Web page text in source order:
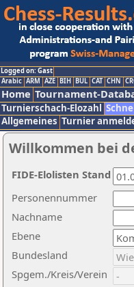
Logged on: Gast
Arabic ARM AZE BIH BUL CAT CHN
Home Tournament-
Turnierschach-Elozahl
Allgemeines Turnier
Willkommen bei
Nachname
Ebene
Personennummer
Bundesland
Spgem./Kreis/Verein
FIDE-Elolisten Stand